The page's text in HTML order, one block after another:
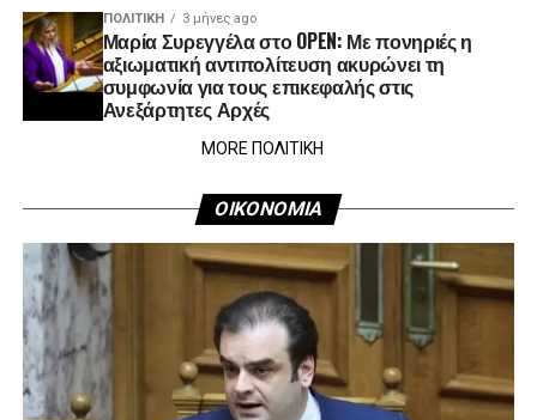
ΠΟΛΙΤΙΚΉ 3 μήνες ago
Μαρία Συρεγγέλα στο OPEN: Με πονηριές η
αξιωματική αντιπολίτευση ακυρώνει τη
συμφωνία για τους επικεφαλής στις
Ανεξάρτητες Αρχές
MORE ΠΟΛΙΤΙΚΗ
ΟΙΚΟΝΟΜΙΑ